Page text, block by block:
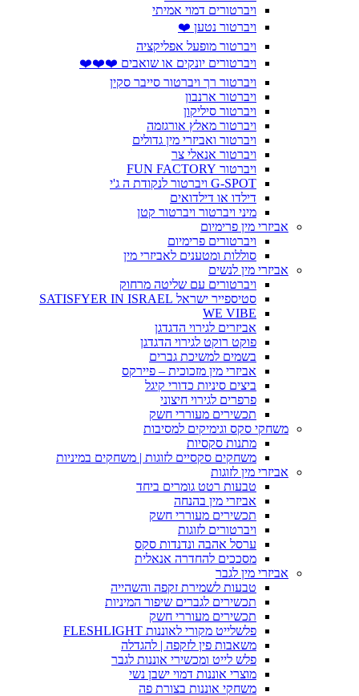
ויברטורים דמוי אמיתי
ויברטור נטען ❤️
ויברטור מופעל אפליקציה
ויברטורים יונקים או שואבים ❤️❤️❤️
ויברטור רך ויברטור סייבר סקין
ויברטור ארנבון
ויברטור סיליקון
ויברטור מאלץ אורגזמה
ויברטור ואביזרי מין גדולים
ויברטור אנאלי צר
ויברטור FUN FACTORY
G-SPOT ויברטור לנקודת ה ג'י
דילדו או דילדואים
מיני ויברטור ויברטור קטן
אביזרי מין פרימיום
ויברטורים פרימיום
סוללות ומטענים לאביזרי מין
אביזרי מין לנשים
ויברטורים עם שליטה מרחוק
סטיספייר ישראל SATISFYER IN ISRAEL
WE VIBE
אביזרים לגירוי הדגדגן
פוקט רוקט לגירוי הדגדגן
בשמים למשיכת גברים
אביזרי מין מזכוכית – פיירקס
ביצים סיניות כדורי קיגל
פרפרים לגירוי חיצוני
תכשירים מעוררי חשק
משחקי סקס וגימיקים למסיבות
מתנות סקסיות
משחקים סקסיים לזוגות | משחקים במיניות
אביזרי מין לזוגות
טבעות רטט גומרים ביחד
אביזרי מין בהנחה
תכשירים מעוררי חשק
ויברטורים לזוגות
ערסל אהבה ונדנדות סקס
מסככים להחדרה אנאלית
אביזרי מין לגבר
טבעות לשמירת זקפה והשהייה
תכשירים לגברים שיפור המיניות
תכשירים מעוררי חשק
פלשלייט מקורי לאוננות FLESHLIGHT
משאבות פין לזקפה | להגדלה
פלש לייט ומכשירי אוננות לגבר
מוצרי אוננות דמוי ישבן נשי
משחקי אוננות בצורת פה